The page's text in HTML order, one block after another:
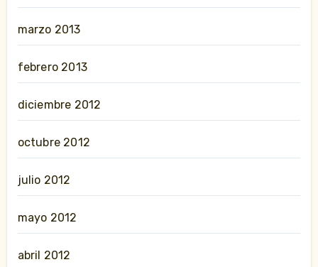
marzo 2013
febrero 2013
diciembre 2012
octubre 2012
julio 2012
mayo 2012
abril 2012